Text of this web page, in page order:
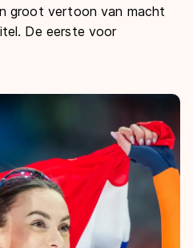
groot vertoon van macht
De eerste voor